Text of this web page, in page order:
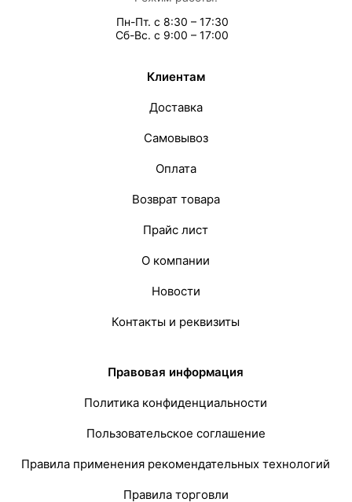
Пн-Пт. с 8:30 – 17:30
Сб-Вс. с 9:00 – 17:00
Клиентам
Доставка
Самовывоз
Оплата
Возврат товара
Прайс лист
О компании
Новости
Контакты и реквизиты
Правовая информация
Политика конфиденциальности
Пользовательское соглашение
Правила применения рекомендательных технологий
Правила торговли